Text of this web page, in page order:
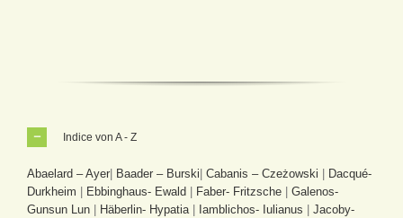
Indice von A - Z
Abaelard – Ayer Baader – Burski Cabanis – Czeżowski
Dacqué-
Durkheim
Ebbinghaus- Ewald Faber- Fritzsche
Galenos-
Gunsun Lun
Häberlin- Hypatia Iamblichos- Iulianus
Jacoby-